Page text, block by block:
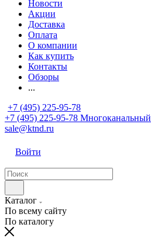
Новости
Акции
Доставка
Оплата
О компании
Как купить
Контакты
Обзоры
...
+7 (495) 225-95-78
+7 (495) 225-95-78 Многоканальный
sale@ktnd.ru
Войти
Каталог
По всему сайту
По каталогу